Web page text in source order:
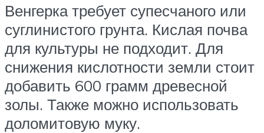
Венгерка требует супесчаного или
суглинистого грунта. Кислая почва
для культуры не подходит. Для
снижения кислотности земли стоит
добавить 600 грамм древесной
золы. Также можно использовать
доломитовую муку.